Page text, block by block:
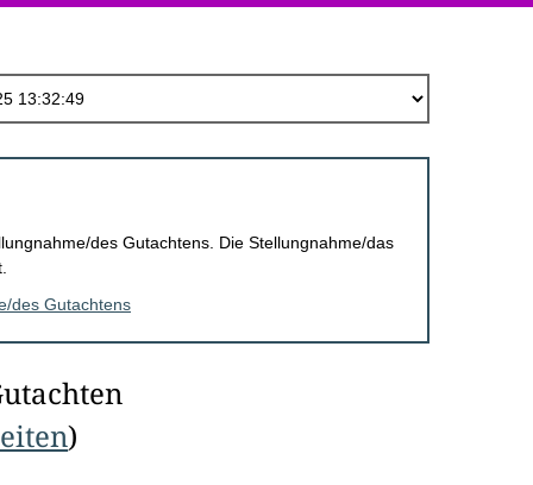
des Gutachtens. Die Stellungnahme/das
des Gutachtens
)